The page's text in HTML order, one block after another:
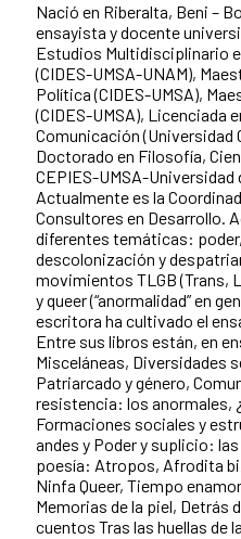
Nació en Riberalta, Beni –
ensayista y docente
Estudios Multidisciplinario
(CIDES-UMSA-UNAM),
Política (CIDES-UMSA),
(CIDES-UMSA), Licenciada
Comunicación (Universidad
Doctorado en Filosofía,
CEPIES-UMSA-Universidad
Actualmente es la
Consultores en Desarrollo.
diferentes temáticas:
descolonización y
movimientos TLGB (Trans,
y queer (“anormalidad” en
escritora ha cultivado el
Entre sus libros están, en
Misceláneas, Diversidades
Patriarcado y género,
resistencia: los anormales,
Formaciones sociales y
andes y Poder y suplicio:
poesía: Atropos, Afrodita
Ninfa Queer, Tiempo
Memorias de la piel, Detrás
cuentos Tras las huellas de